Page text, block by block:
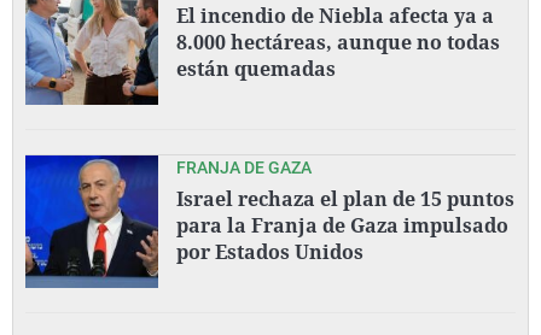
El incendio de Niebla afecta ya a
8.000 hectáreas, aunque no todas
están quemadas
FRANJA DE GAZA
Israel rechaza el plan de 15 puntos
para la Franja de Gaza impulsado
por Estados Unidos